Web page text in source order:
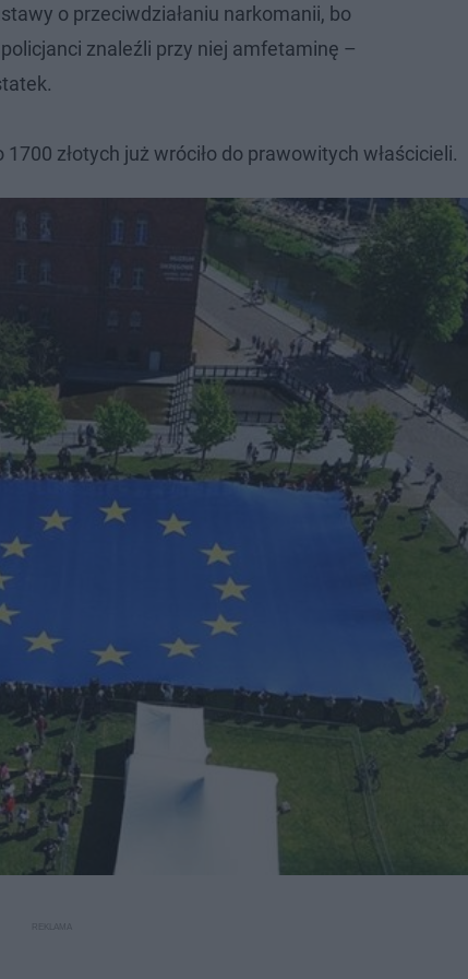
o przeciwdziałaniu narkomanii, bo
znaleźli przy niej amfetaminę –
złotych już wróciło do prawowitych właścicieli.